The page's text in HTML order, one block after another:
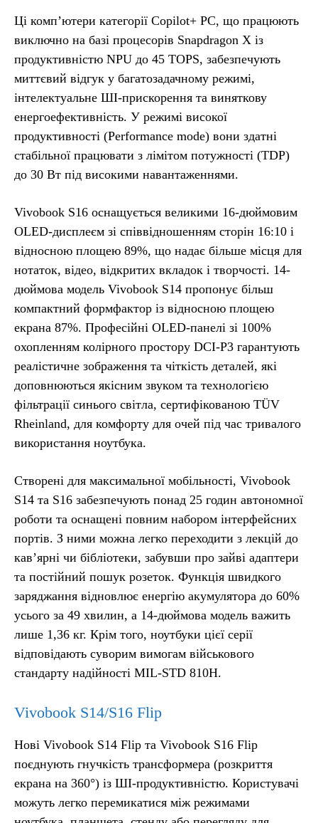
Ці комп’ютери категорії Copilot+ PC, що працюють
виключно на базі процесорів Snapdragon X із
продуктивністю NPU до 45 TOPS, забезпечують
миттєвий відгук у багатозадачному режимі,
інтелектуальне ШІ-прискорення та виняткову
енергоефективність. У режимі високої
продуктивності (Performance mode) вони здатні
стабільної працювати з лімітом потужності (TDP)
до 30 Вт під високими навантаженнями.
Vivobook S16 оснащується великими 16-дюймовим
OLED-дисплеєм зі співвідношенням сторін 16:10 і
відносною площею 89%, що надає більше місця для
нотаток, відео, відкритих вкладок і творчості. 14-
дюймова модель Vivobook S14 пропонує більш
компактний формфактор із відносною площею
екрана 87%. Професійні OLED-панелі зі 100%
охопленням колірного простору DCI-P3 гарантують
реалістичне зображення та чіткість деталей, які
доповнюються якісним звуком та технологією
фільтрації синього світла, сертифікованою TÜV
Rheinland, для комфорту для очей під час тривалого
використання ноутбука.
Створені для максимальної мобільності, Vivobook
S14 та S16 забезпечують понад 25 годин автономної
роботи та оснащені повним набором інтерфейсних
портів. З ними можна легко переходити з лекцій до
кав’ярні чи бібліотеки, забувши про зайві адаптери
та постійний пошук розеток. Функція швидкого
заряджання відновлює енергію акумулятора до 60%
усього за 49 хвилин, а 14-дюймова модель важить
лише 1,36 кг. Крім того, ноутбуки цієї серії
відповідають суворим вимогам військового
стандарту надійності MIL-STD 810H.
Vivobook S14/S16 Flip
Нові Vivobook S14 Flip та Vivobook S16 Flip
поєднують гнучкість трансформера (розкриття
екрана на 360°) із ШІ-продуктивністю. Користувачі
можуть легко перемикатися між режимами